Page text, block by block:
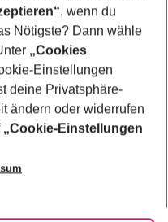
, wenn du
Nötigste? Dann wähle
„Cookies
Einstellungen
deine Privatsphäre-
ändern oder widerrufen
„Cookie-Einstellungen